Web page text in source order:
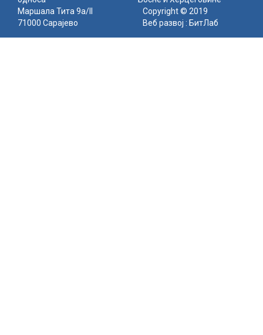
Маршала Тита 9а/II
71000 Сарајево
Copyright © 2019
Веб развој : БитЛаб